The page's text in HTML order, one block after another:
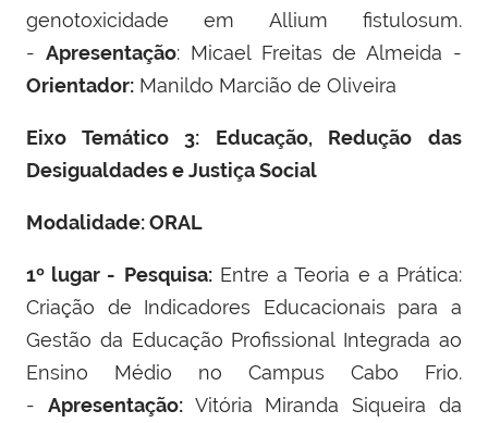
genotoxicidade em Allium fistulosum.
- Apresentação: Micael Freitas de Almeida -
Orientador: Manildo Marcião de Oliveira
Eixo Temático 3: Educação, Redução das
Desigualdades e Justiça Social
Modalidade: ORAL
1º lugar - Pesquisa:Entre a Teoria e a Prática:
Criação de Indicadores Educacionais para a
Gestão da Educação Profissional Integrada ao
Ensino Médio no Campus Cabo Frio.
- Apresentação:Vitória Miranda Siqueira da